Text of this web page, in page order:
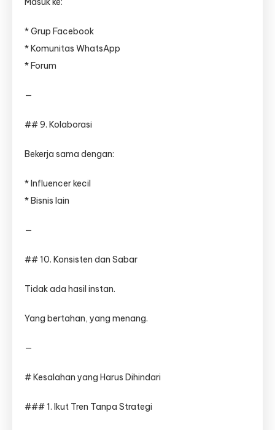
* Grup Facebook
* Komunitas WhatsApp
* Forum
—
## 9. Kolaborasi
Bekerja sama dengan:
* Influencer kecil
* Bisnis lain
—
## 10. Konsisten dan Sabar
Tidak ada hasil instan.
Yang bertahan, yang menang.
—
# Kesalahan yang Harus Dihindari
### 1. Ikut Tren Tanpa Strategi